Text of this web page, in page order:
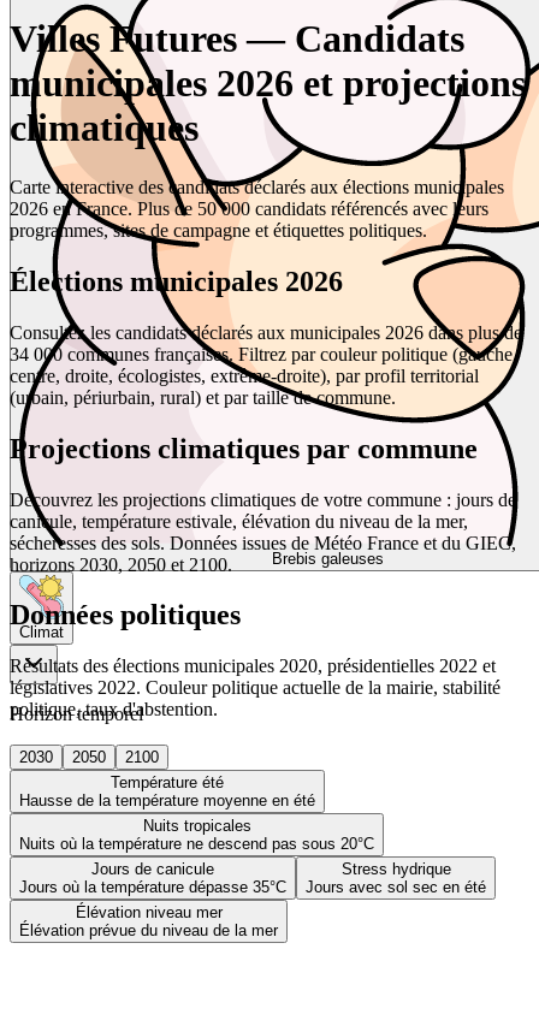
Brebis galeuses
Climat
Horizon temporel
2030 2050
2100
Température été
Hausse de la température moyenne en été
Nuits tropicales
Nuits où la température ne descend pas sous 20°C
Jours de canicule
Jours où la température dépasse 35°C
Stress hydrique
Jours avec sol sec en été
Élévation niveau mer
Élévation prévue du niveau de la mer
Villes Futures — Candidats
municipales 2026 et projections
climatiques
Carte interactive des candidats déclarés aux élections municipales
2026 en France. Plus de 50 000 candidats référencés avec leurs
programmes, sites de campagne et étiquettes politiques.
Élections municipales 2026
Consultez les candidats déclarés aux municipales 2026 dans plus de
34 000 communes françaises. Filtrez par couleur politique (gauche,
centre, droite, écologistes, extrême-droite), par profil territorial
(urbain, périurbain, rural) et par taille de commune.
Projections climatiques par commune
Découvrez les projections climatiques de votre commune : jours de
canicule, température estivale, élévation du niveau de la mer,
sécheresses des sols. Données issues de Météo France et du GIEC,
horizons 2030, 2050 et 2100.
Données politiques
Résultats des élections municipales 2020, présidentielles 2022 et
législatives 2022. Couleur politique actuelle de la mairie, stabilité
politique, taux d'abstention.